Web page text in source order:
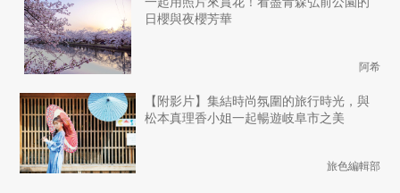
日櫻與夜櫻芳華
阿希
【附影片】集結時尚氛圍的旅行時光，與
松本真理香小姐一起暢遊岐阜市之美
旅色編輯部